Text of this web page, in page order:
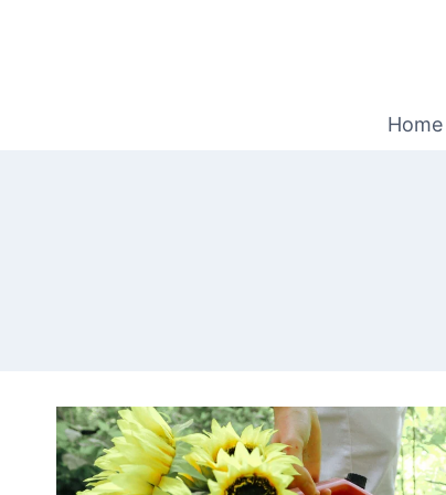
Home